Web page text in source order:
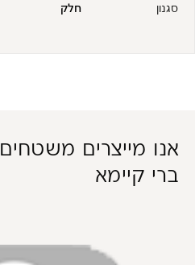
סגנון חלק
אנו מייצרים משטחים
ברי קיימא